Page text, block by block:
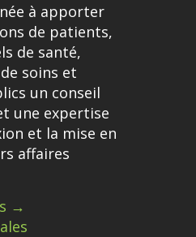
à apporter
de patients,
de santé,
soins et
un conseil
une expertise
et la mise en
affaires
→